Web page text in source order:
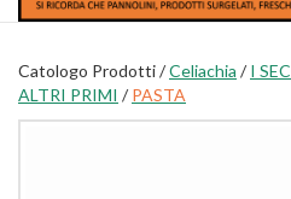
Catologo Prodotti /Celiachia /I
ALTRI PRIMI /PASTA